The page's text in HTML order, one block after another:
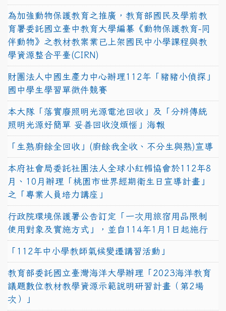
為加強動物保護教育之推廣，教育部國民及學前教
育署委託國立臺中教育大學編纂《動物保護教育-同
伴動物》之教材教案業已上架國民中小學課程與教
學資源整合平臺(CIRN)
財團法人中國生產力中心辦理112年「豬豬小偵探」
國中學生學習單徵件競賽
本大隊「落實廢照明光源電池回收」及「分辨傳統
照明光源好簡單 妥善回收沒煩惱」海報
「生熟廚餘全回收」(廚餘我全收、不分生與熟)宣導
本府社會局委託社團法人全球小紅帽協會於112年8
月、10月辦理「桃園市世界經期衛生日宣導計畫」
之「專業人員培力講座」
行政院環境保護署公告訂定「一次用旅宿用品限制
使用對象及實施方式」，並自114年1月1日起施行
「112年中小學教師氣候變遷講習活動」
教育部委託國立臺灣海洋大學辦理「2023海洋教育
議題數位教材教學資源示範說明研習計畫（第2場
次）」